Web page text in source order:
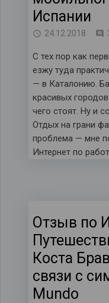
Испании
24.12.2018
С тех пор как
езжу туда
— в Каталонию.
красивых
чего стоят. Ну и
Отдых на грани
проблема — мне
Интернет по
Отзыв по
Коста
связи с
Mundo